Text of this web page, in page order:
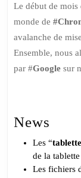
Le début de mois
monde de
avalanche de
Ensemble, nous
par #Google sur
News
Les “
de la
Les fichiers